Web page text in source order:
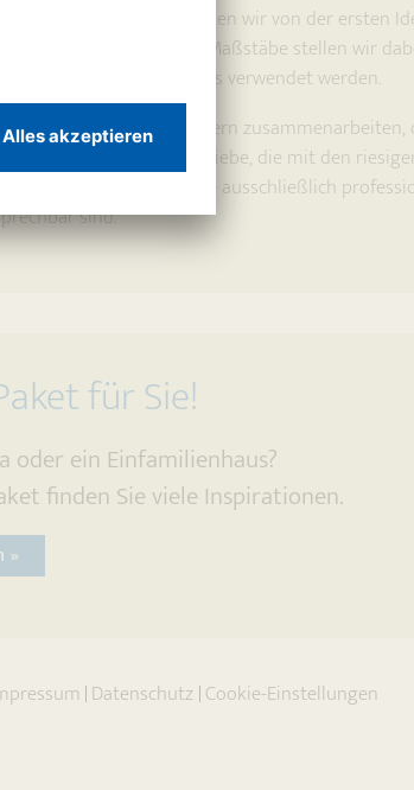
in Zukunft. Daher achten wir von der ersten
Diese hohen Maßstäbe stellen wir
die in Ihrem Haus verwendet werden.
ausschließlich mit Partnern zusammenarbeiten,
Handwerksfachbetriebe, die mit den
dass auf Ihrer Baustelle ausschließlich
sind.
für Sie!
oder ein Einfamilienhaus?
finden Sie viele Inspirationen.
»
Datenschutz Cookie-Einstellungen